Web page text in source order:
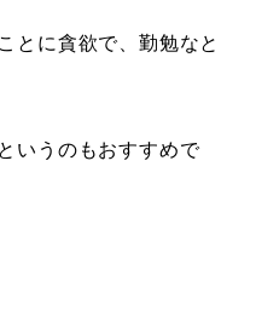
とに貪欲で、勤勉なと
いうのもおすすめで